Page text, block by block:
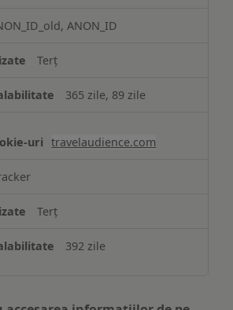
ANON_ID
Terț
365 zile, 89 zile
travelaudience.com
Terț
392 zile